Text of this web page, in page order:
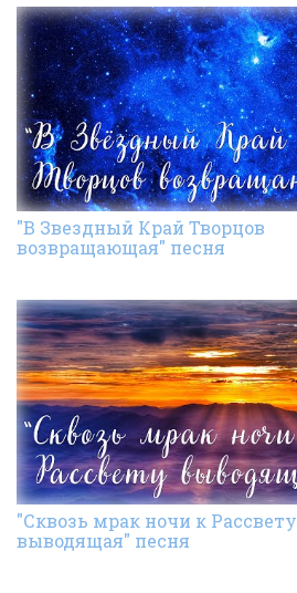
"В Звездный Край Творцов
возвращающая" песня
"Сквозь мрак ночи к Рассвету
выводящая" песня